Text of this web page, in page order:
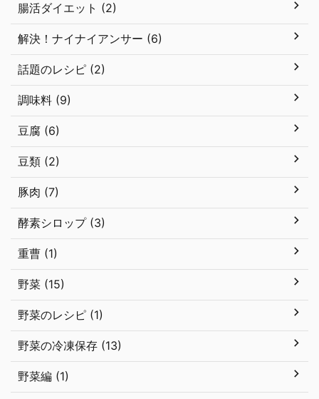
腸活ダイエット (2)
解決！ナイナイアンサー (6)
話題のレシピ (2)
調味料 (9)
豆腐 (6)
豆類 (2)
豚肉 (7)
酵素シロップ (3)
重曹 (1)
野菜 (15)
野菜のレシピ (1)
野菜の冷凍保存 (13)
野菜編 (1)